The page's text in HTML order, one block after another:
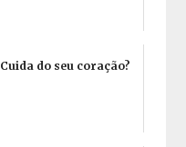
Cuida do seu coração?